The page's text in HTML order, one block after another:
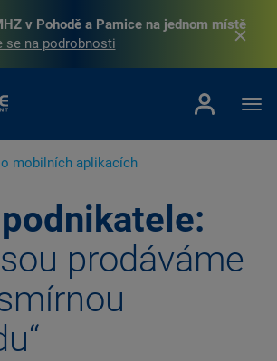
v Pohodě a Pamice na jednom místě
se na podrobnosti
mobilních aplikacích
prodáváme